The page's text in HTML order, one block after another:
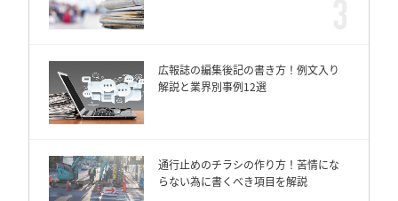
広報誌の編集後記の書き方！例文入り
解説と業界別事例12選
通行止めのチラシの作り方！苦情にな
らない為に書くべき項目を解説